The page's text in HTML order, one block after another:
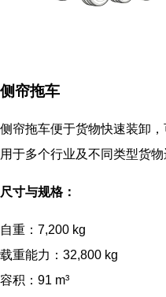
侧帘拖车
侧帘拖车便于货物快速装卸
用于多个行业及不同类型货物
尺寸与规格：
自重：7,200 kg
载重能力：32,800 kg
容积：91 m³